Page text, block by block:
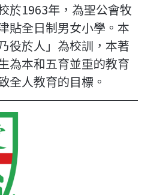
於1963年，為聖公會牧
貼全日制男女小學。本
役於人」為校訓，本著
為本和五育並重的教育
全人教育的目標。